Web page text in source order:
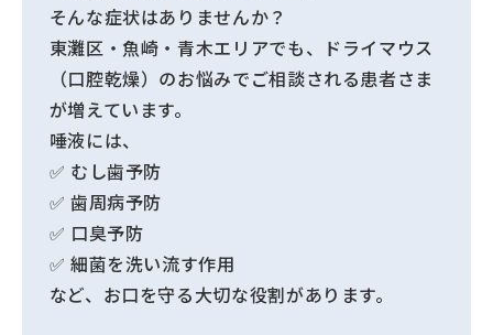
そんな症状はありませんか？
東灘区・魚崎・青木エリアでも、ドライマウス
（口腔乾燥）のお悩みでご相談される患者さま
が増えています。
唾液には、
✅ むし歯予防
✅ 歯周病予防
✅ 口臭予防
✅ 細菌を洗い流す作用
など、お口を守る大切な役割があります。